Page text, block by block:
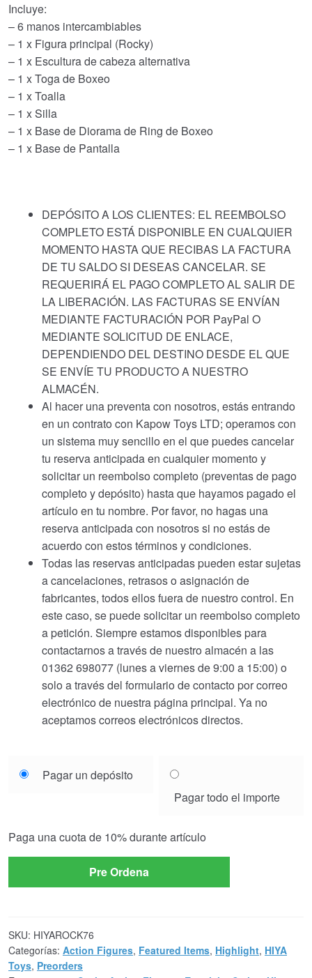
Incluye:
– 6 manos intercambiables
– 1 x Figura principal (Rocky)
– 1 x Escultura de cabeza alternativa
– 1 x Toga de Boxeo
– 1 x Toalla
– 1 x Silla
– 1 x Base de Diorama de Ring de Boxeo
– 1 x Base de Pantalla
DEPÓSITO A LOS CLIENTES: EL REEMBOLSO
COMPLETO ESTÁ DISPONIBLE EN CUALQUIER
MOMENTO HASTA QUE RECIBAS LA FACTURA
DE TU SALDO SI DESEAS CANCELAR. SE
REQUERIRÁ EL PAGO COMPLETO AL SALIR DE
LA LIBERACIÓN. LAS FACTURAS SE ENVÍAN
MEDIANTE FACTURACIÓN POR PayPal O
MEDIANTE SOLICITUD DE ENLACE,
DEPENDIENDO DEL DESTINO DESDE EL QUE
SE ENVÍE TU PRODUCTO A NUESTRO
ALMACÉN.
Al hacer una preventa con nosotros, estás entrando
en un contrato con Kapow Toys LTD; operamos con
un sistema muy sencillo en el que puedes cancelar
tu reserva anticipada en cualquier momento y
solicitar un reembolso completo (preventas de pago
completo y depósito) hasta que hayamos pagado el
artículo en tu nombre. Por favor, no hagas una
reserva anticipada con nosotros si no estás de
acuerdo con estos términos y condiciones.
Todas las reservas anticipadas pueden estar sujetas
a cancelaciones, retrasos o asignación de
fabricantes, todos ellos fuera de nuestro control. En
este caso, se puede solicitar un reembolso completo
a petición. Siempre estamos disponibles para
contactarnos a través de nuestro almacén a las
01362 698077 (lunes a viernes de 9:00 a 15:00) o
solo a través del formulario de contacto por correo
electrónico de nuestra página principal. Ya no
aceptamos correos electrónicos directos.
your
Pagar un depósito
Pagar todo el importe
Paga una cuota de 10%durante artículo
Pre Ordena
SKU: HIYAROCK76
Categorías: Action Figures, Featured Items, Highlight, HIYA
Toys, Preorders